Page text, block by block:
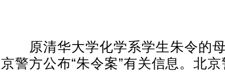
原清华大学化学系学生朱令的母
京警方公布“朱令案”有关信息。北